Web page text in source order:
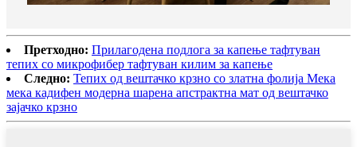
Претходно: Прилагодена подлога за капење тафтуван
тепих со микрофибер тафтуван килим за капење
Следно: Тепих од вештачко крзно со златна фолија Мека
мека кадифен модерна шарена апстрактна мат од вештачко
зајачко крзно